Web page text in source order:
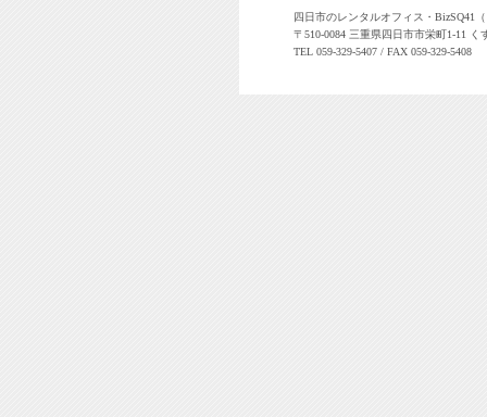
四日市のレンタルオフィス・BizSQ41
〒510-0084 三重県四日市市栄町1-11 く
TEL 059-329-5407 / FAX 059-329-5408